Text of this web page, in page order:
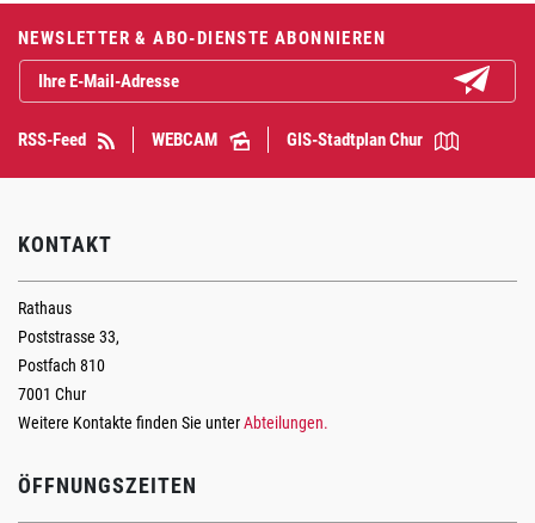
Fusszeile
NEWSLETTER & ABO-DIENSTE ABONNIEREN
RSS-Feed WEBCAM GIS-Stadtplan Chur
KONTAKT
Rathaus
Poststrasse 33,
Postfach 810
7001 Chur
Weitere Kontakte finden Sie unterAbteilungen.
ÖFFNUNGSZEITEN